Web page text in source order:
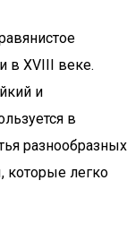
в XVIII веке.
и
в
разнообразных
которые легко